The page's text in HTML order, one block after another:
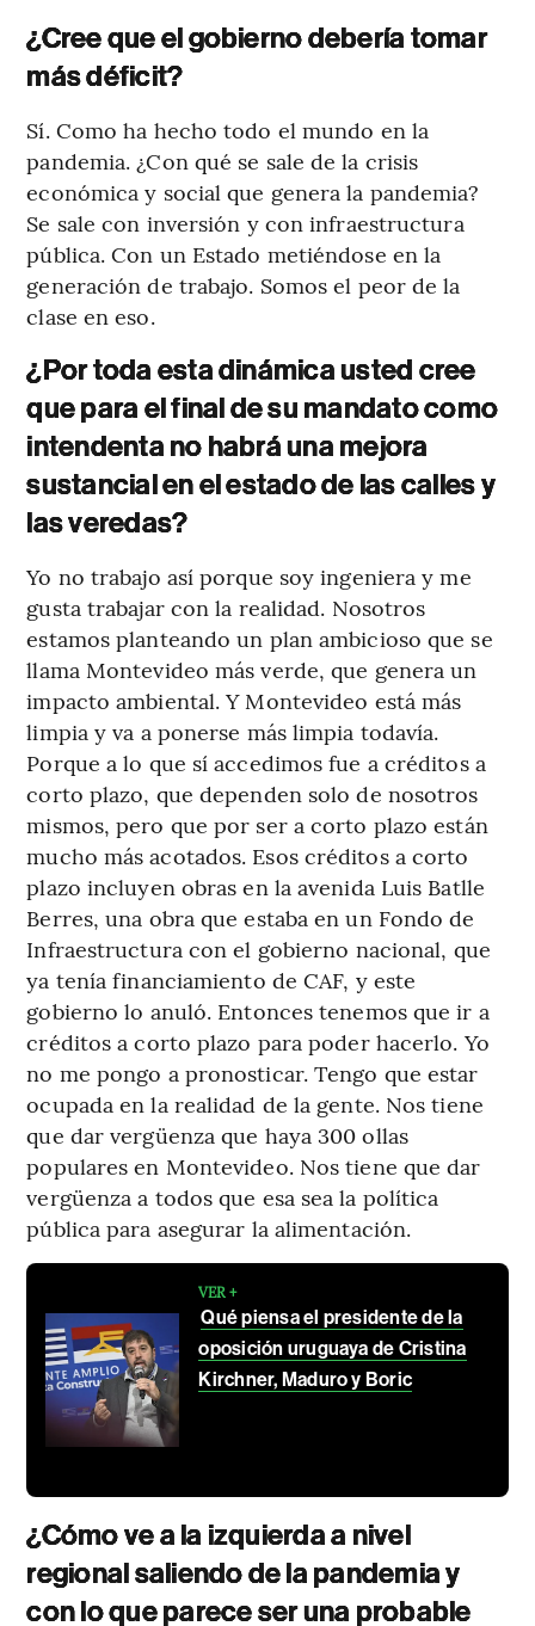
¿Cree que el gobierno debería tomar
más déficit?
Sí. Como ha hecho todo el mundo en la
pandemia. ¿Con qué se sale de la crisis
económica y social que genera la pandemia?
Se sale con inversión y con infraestructura
pública. Con un Estado metiéndose en la
generación de trabajo. Somos el peor de la
clase en eso.
¿Por toda esta dinámica usted cree
que para el final de su mandato como
intendenta no habrá una mejora
sustancial en el estado de las calles y
las veredas?
Yo no trabajo así porque soy ingeniera y me
gusta trabajar con la realidad. Nosotros
estamos planteando un plan ambicioso que se
llama Montevideo más verde, que genera un
impacto ambiental. Y Montevideo está más
limpia y va a ponerse más limpia todavía.
Porque a lo que sí accedimos fue a créditos a
corto plazo, que dependen solo de nosotros
mismos, pero que por ser a corto plazo están
mucho más acotados. Esos créditos a corto
plazo incluyen obras en la avenida Luis Batlle
Berres, una obra que estaba en un Fondo de
Infraestructura con el gobierno nacional, que
ya tenía financiamiento de CAF, y este
gobierno lo anuló. Entonces tenemos que ir a
créditos a corto plazo para poder hacerlo. Yo
no me pongo a pronosticar. Tengo que estar
ocupada en la realidad de la gente. Nos tiene
que dar vergüenza que haya 300 ollas
populares en Montevideo. Nos tiene que dar
vergüenza a todos que esa sea la política
pública para asegurar la alimentación.
VER +
Qué piensa el presidente de la
oposición uruguaya de Cristina
Kirchner, Maduro y Boric
¿Cómo ve a la izquierda a nivel
regional saliendo de la pandemia y
con lo que parece ser una probable